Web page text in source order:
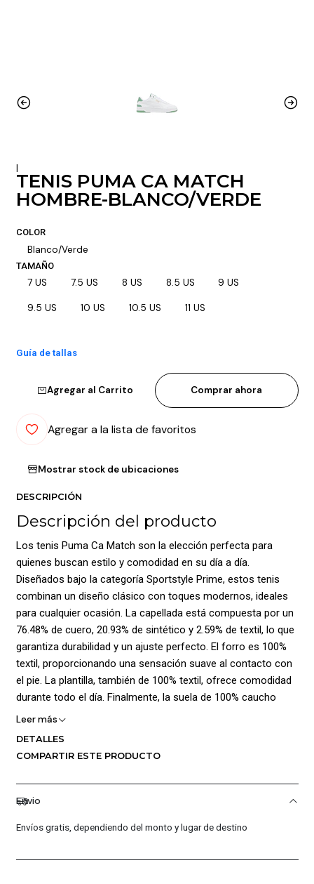
|
TENIS PUMA CA MATCH
HOMBRE-BLANCO/VERDE
COLOR
Blanco/Verde
TAMAÑO
7 US 7.5 US 8 US 8.5 US 9 US
9.5 US 10 US 10.5 US 11 US
Guía de tallas
Agregar al Carrito Comprar ahora
Agregar a la lista de favoritos
Mostrar stock de ubicaciones
DESCRIPCIÓN
Descripción del producto
Los tenis Puma Ca Match son la elección perfecta para
quienes buscan estilo y comodidad en su día a día.
Diseñados bajo la categoría Sportstyle Prime, estos tenis
combinan un diseño clásico con toques modernos, ideales
para cualquier ocasión. La capellada está compuesta por un
76.48% de cuero, 20.93% de sintético y 2.59% de textil, lo que
garantiza durabilidad y un ajuste perfecto. El forro es 100%
textil, proporcionando una sensación suave al contacto con
el pie. La plantilla, también de 100% textil, ofrece comodidad
durante todo el día. Finalmente, la suela de 100% caucho
asegura un excelente agarre y tracción en diversas
¡Ventajas de Comprar en Pacific Sport Colombia!:
Calidad Garantizada.
Distribuidores Autorizados.
Confianza Total.
Preguntas Frecuentes
Leer más
DETALLES
COMPARTIR ESTE PRODUCTO
Envio
Envíos gratis, dependiendo del monto y lugar de destino